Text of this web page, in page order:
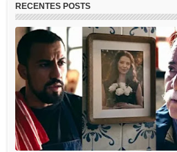
RECENTES POSTS